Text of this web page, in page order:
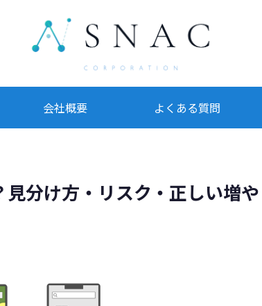
会社概要 よくある質問
分け方・リスク・正しい増や